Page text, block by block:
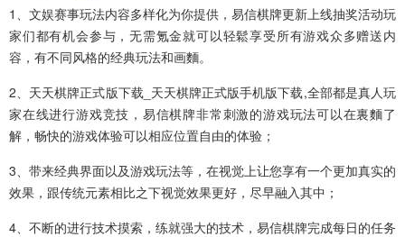
1、文娱赛事玩法内容多样化为你提供，易信棋牌更新上线抽奖活动玩
家们都有机会参与，无需氪金就可以轻鬆享受所有游戏众多赠送内
容，有不同风格的经典玩法和画麵。
2、天天棋牌正式版下载_天天棋牌正式版手机版下载,全部都是真人玩
家在线进行游戏竞技，易信棋牌非常刺激的游戏玩法可以在裏麵了
解，畅快的游戏体验可以相应位置自由的体验；
3、带来经典界面以及游戏玩法等，在视觉上让您享有一个更加真实的
效果，跟传统元素相比之下视觉效果更好，尽早融入其中；
4、不断的进行技术摸索，练就强大的技术，易信棋牌完成每日的任务